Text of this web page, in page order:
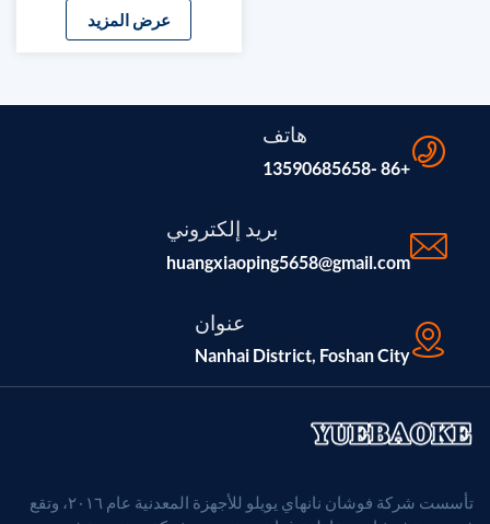
خصيصًا للاستخدام الطبي
عرض المزيد
هاتف
+86 -13590685658
بريد إلكتروني
huangxiaoping5658@gmail.com
عنوان
Nanhai District, Foshan City
تأسست شركة فوشان نانهاي يويلو للأجهزة المعدنية عام ٢٠١٦، وتقع